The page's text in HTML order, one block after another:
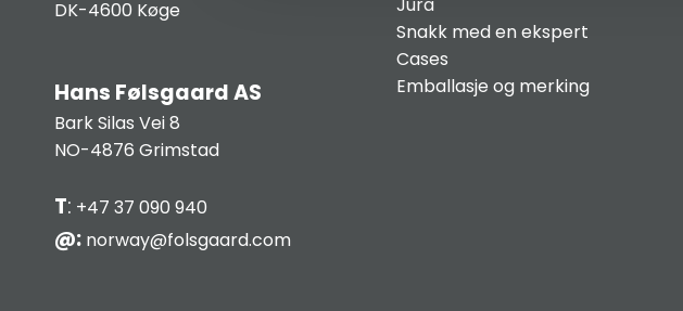
DK-4600 Køge
Hans Følsgaard AS
Bark Silas Vei 8
NO-4876 Grimstad
T: +47 37 090 940
@:norway@folsgaard.com
Snakk med en ekspert
Cases
Emballasje og merking